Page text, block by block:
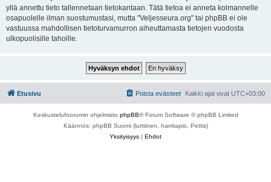
yllä annettu tieto tallennetaan tietokantaan. Tätä tietoa ei anneta kolmannelle
osapuolelle ilman suostumustasi, mutta "Veljesseura.org" tai phpBB ei ole
vastuussa mahdollisen tietoturvamurron aiheuttamasta tietojen vuodosta
ulkopuolisille tahoille.
Etusivu Kaikki ajat ovat UTC+03:00
Poista evästeet
Keskustelufoorumin ohjelmisto phpBB® Forum Software © phpBB Limited
Käännös: phpBB Suomi (lurttinen, harritapio, Pettis)
Yksityisyys | Ehdot